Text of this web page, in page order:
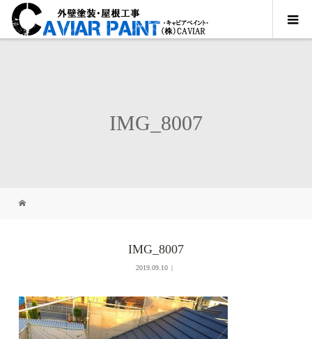
IMG_8007
IMG_8007
2019.09.10